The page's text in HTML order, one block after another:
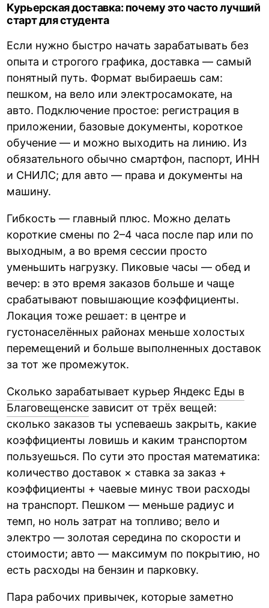
Курьерская доставка: почему это часто лучший
старт для студента
Если нужно быстро начать зарабатывать без
опыта и строгого графика, доставка — самый
понятный путь. Формат выбираешь сам:
пешком, на вело или электросамокате, на
авто. Подключение простое: регистрация в
приложении, базовые документы, короткое
обучение — и можно выходить на линию. Из
обязательного обычно смартфон, паспорт, ИНН
и СНИЛС; для авто — права и документы на
машину.
Гибкость — главный плюс. Можно делать
короткие смены по 2–4 часа после пар или по
выходным, а во время сессии просто
уменьшить нагрузку. Пиковые часы — обед и
вечер: в это время заказов больше и чаще
срабатывают повышающие коэффициенты.
Локация тоже решает: в центре и
густонаселённых районах меньше холостых
перемещений и больше выполненных доставок
за тот же промежуток.
Сколько зарабатывает курьер Яндекс Еды в
Благовещенске зависит от трёх вещей:
сколько заказов ты успеваешь закрыть, какие
коэффициенты ловишь и каким транспортом
пользуешься. По сути это простая математика:
количество доставок × ставка за заказ +
коэффициенты + чаевые минус твои расходы
на транспорт. Пешком — меньше радиус и
темп, но ноль затрат на топливо; вело и
электро — золотая середина по скорости и
стоимости; авто — максимум по покрытию, но
есть расходы на бензин и парковку.
Пара рабочих привычек, которые заметно